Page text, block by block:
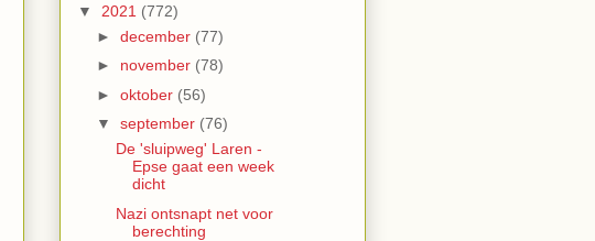
▼ 2021 (772)
► december (77)
► november (78)
► oktober (56)
▼ september (76)
De 'sluipweg' Laren -
Epse gaat een week
dicht
Nazi ontsnapt net voor
berechting